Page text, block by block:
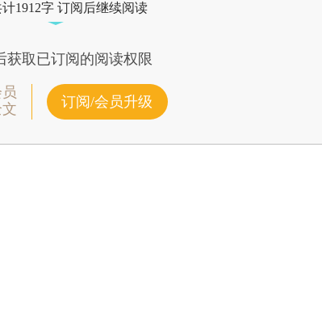
1912字 订阅后继续阅读
获取已订阅的阅读权限
订阅/会员升级